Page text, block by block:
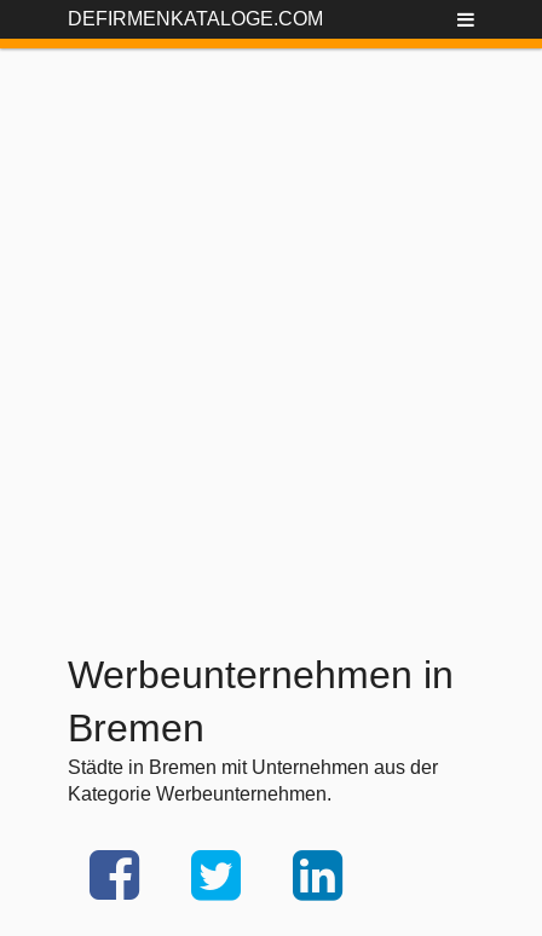
DEFIRMENKATALOGE.COM
Werbeunternehmen in
Bremen
Städte in Bremen mit Unternehmen aus der
Kategorie Werbeunternehmen.